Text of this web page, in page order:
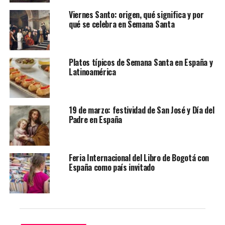
cobran vida cada año.
Contenidos de la entrada
¿Qué es la Semana Santa?
México: devoción y sincretismo
España: de la teatralidad andaluza a la tradición
marinera
Guatemala: alfombras efímeras de sorprendente
belleza
Argentina: fervor en el norte andino
Perú: misticismo andino en Ayacucho
Colombia: Popayán, ciudad de tradición y música
Viernes Santo: origen, qué significa y por
qué se celebra en Semana Santa
Platos típicos de Semana Santa en España y
Latinoamérica
19 de marzo: festividad de San José y Día del
Padre en España
Feria Internacional del Libro de Bogotá con
España como país invitado